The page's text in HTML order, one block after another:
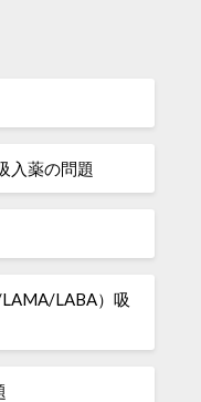
入薬の問題
LAMA/LABA）吸